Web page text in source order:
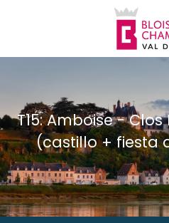
principal
T15: Amboise -
(castillo + fiesta